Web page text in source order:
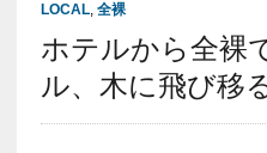
LOCAL, 全裸
ホテルから全裸
ル、木に飛び移